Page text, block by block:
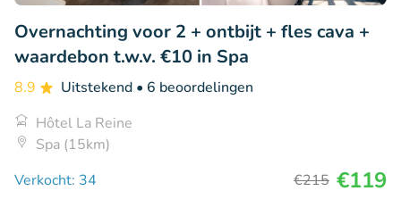
Overnachting voor 2 + ontbijt + fles cava +
waardebon t.w.v. €10 in Spa
8.9 Uitstekend • 6 beoordelingen
Hôtel La Reine
Spa (15km)
Verkocht: 34
€215 €119